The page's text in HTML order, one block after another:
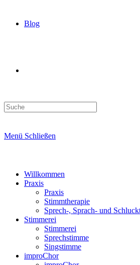
Blog
Search
this
Menü Schließen
Willkommen
Praxis
Praxis
Stimmtherapie
Sprech-, Sprach- und
Stimmerei
Stimmerei
Sprechstimme
Singstimme
improChor